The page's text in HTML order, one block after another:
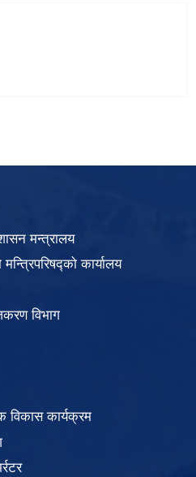
मन्त्रालय
कार्यालय
विभाग
विकास कार्यक्रम